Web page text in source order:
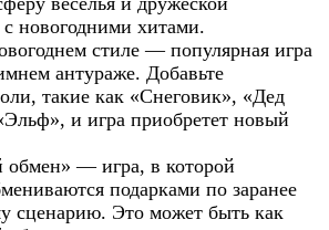
новогодними хитами.
стиле — популярная игра
антураже. Добавьте
такие как «Снеговик», «Дед
и игра приобретет новый
обмен» — игра, в которой
подарками по заранее
сценарию. Это может быть как